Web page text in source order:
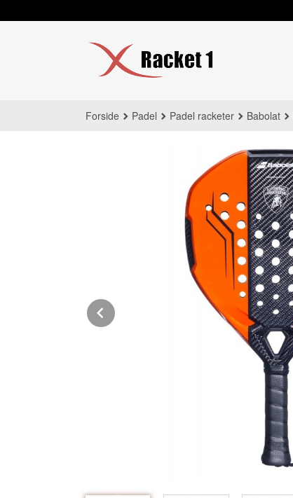
til
Forside Padel Padel racketer Babolat